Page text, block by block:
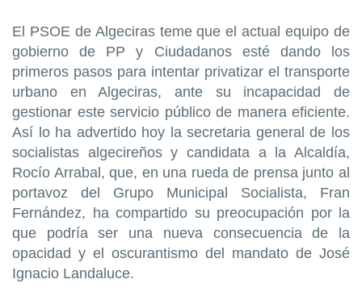
El PSOE de Algeciras teme que el actual equipo de
gobierno de PP y Ciudadanos esté dando los
primeros pasos para intentar privatizar el transporte
urbano en Algeciras, ante su incapacidad de
gestionar este servicio público de manera eficiente.
Así lo ha advertido hoy la secretaria general de los
socialistas algecireños y candidata a la Alcaldía,
Rocío Arrabal, que, en una rueda de prensa junto al
portavoz del Grupo Municipal Socialista, Fran
Fernández, ha compartido su preocupación por la
que podría ser una nueva consecuencia de la
opacidad y el oscurantismo del mandato de José
Ignacio Landaluce.